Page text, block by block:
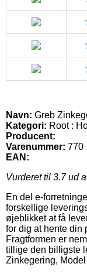
Navn: Greb
Kategori: Root :
Producent:
Varenummer: 770
EAN:
Vurderet til 3.7ud
En del e-
forskellige
øjeblikket at få
for dig at hente din
Fragtformen er
tillige den billigste
Zinkegering,